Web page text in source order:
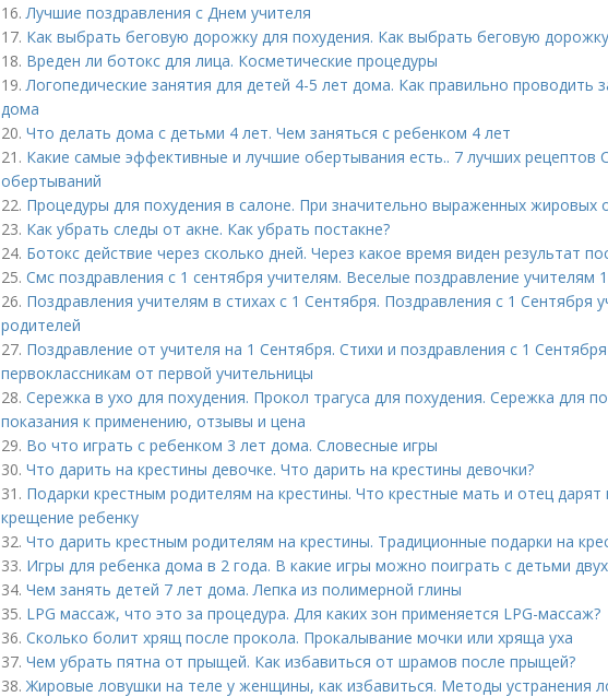
16.Лучшие поздравления с Днем учителя
17. Как выбрать беговую дорожку для похудения. Как выбрать беговую дорожку
18. Вреден ли ботокс для лица. Косметические процедуры
19.Логопедические занятия для детей 4-5 лет дома. Как правильно проводить
дома
20. Что делать дома с детьми 4 лет. Чем заняться с ребенком 4 лет
21. Какие самые эффективные и лучшие обертывания есть.. 7 лучших рецептов
обертываний
22. Процедуры для похудения в салоне. При значительно выраженных жировых
23. Как убрать следы от акне. Как убрать постакне?
24. Ботокс действие через сколько дней. Через какое время виден результат
25. Смс поздравления с 1 сентября учителям. Веселые поздравление учителям
26. Поздравления учителям в стихах с 1 Сентября. Поздравления с 1 Сентября
родителей
27. Поздравление от учителя на 1 Сентября. Стихи и поздравления с 1 Сентября
первоклассникам от первой учительницы
28. Сережка в ухо для похудения. Прокол трагуса для похудения. Сережка для
показания к применению, отзывы и цена
29. Во что играть с ребенком 3 лет дома. Словесные игры
30. Что дарить на крестины девочке. Что дарить на крестины девочки?
31. Подарки крестным родителям на крестины. Что крестные мать и отец дарят
крещение ребенку
32. Что дарить крестным родителям на крестины. Традиционные подарки на
33. Игры для ребенка дома в 2 года. В какие игры можно поиграть с детьми
34. Чем занять детей 7 лет дома. Лепка из полимерной глины
35. LPG массаж, что это за процедура. Для каких зон применяется LPG-массаж?
36. Сколько болит хрящ после прокола. Прокалывание мочки или хряща уха
37. Чем убрать пятна от прыщей. Как избавиться от шрамов после прыщей?
38.Жировые ловушки на теле у женщины, как избавиться. Методы устранения